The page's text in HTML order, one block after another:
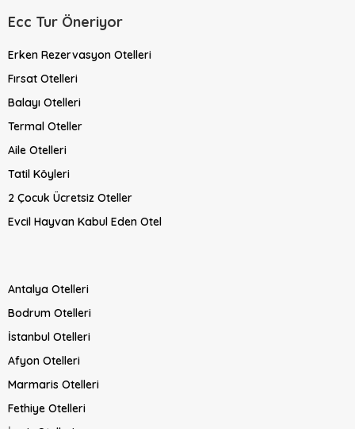
Ecc Tur Öneriyor
Erken Rezervasyon Otelleri
Fırsat Otelleri
Balayı Otelleri
Termal Oteller
Aile Otelleri
Tatil Köyleri
2 Çocuk Ücretsiz Oteller
Evcil Hayvan Kabul Eden Otel
Antalya Otelleri
Bodrum Otelleri
İstanbul Otelleri
Afyon Otelleri
Marmaris Otelleri
Fethiye Otelleri